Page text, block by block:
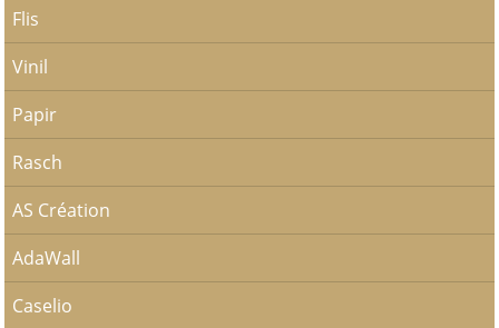
Flis
Vinil
Papir
Rasch
AS Création
AdaWall
Caselio